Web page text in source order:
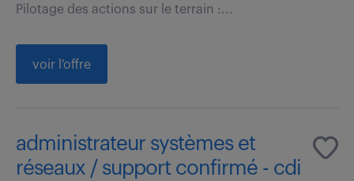
Pilotage des actions sur le terrain :...
voir l'offre
administrateur systèmes et
réseaux / support confirmé - cdi